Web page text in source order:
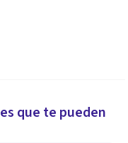
que te pueden